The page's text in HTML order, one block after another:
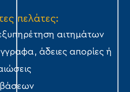
πελάτες:
αιτημάτων
άδειες απορίες ή